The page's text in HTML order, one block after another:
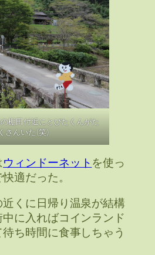
棚田付近にとびたくんがた
くさんいた(笑)
ウィンドーネットを使っ
適だった。
くに日帰り温泉が結構
に入ればコインランド
ち時間に食事しちゃう